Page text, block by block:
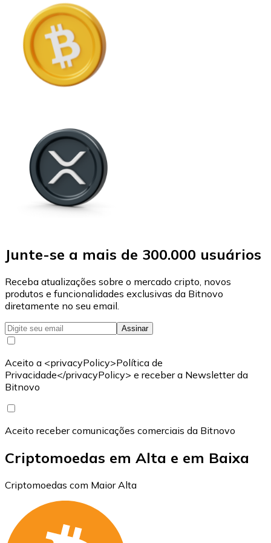
Junte-se a mais de 300.000 usuários
Receba atualizações sobre o mercado cripto, novos
produtos e funcionalidades exclusivas da Bitnovo
diretamente no seu email.
Assinar
Aceito a <privacyPolicy>Política de
Privacidade</privacyPolicy> e receber a Newsletter da
Bitnovo
Aceito receber comunicações comerciais da Bitnovo
Criptomoedas em Alta e em Baixa
Criptomoedas com Maior Alta